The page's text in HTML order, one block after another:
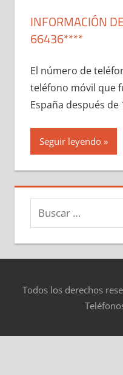
INFORMACIÓN
66436****
El número dе
teléfono móvil quе
España después
Seguir leyendo
Buscar:
Todos los derechos